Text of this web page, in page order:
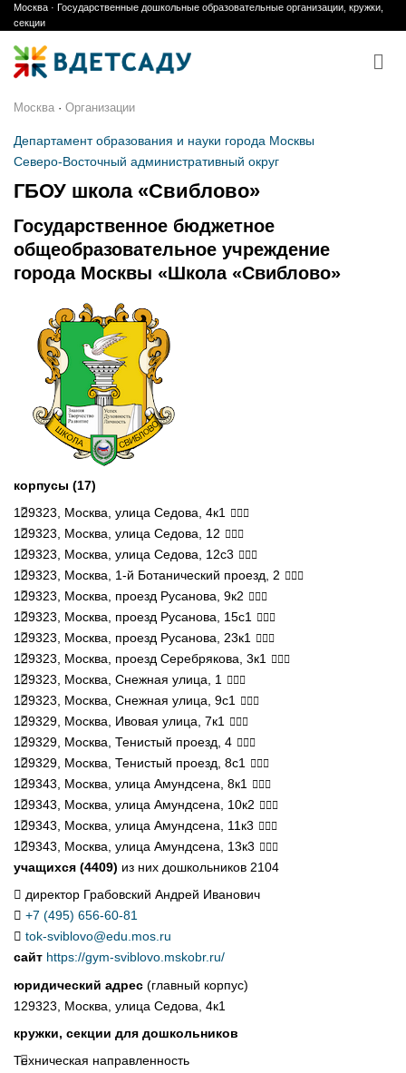
Skip
to
content
Москва · Государственные дошкольные образовательные организации, кружки,
секции
Москва · Организации
Департамент образования и науки города Москвы
Северо-Восточный административный округ
ГБОУ школа «Свиблово»
Государственное бюджетное
общеобразовательное учреждение
города Москвы «Школа «Свиблово»
корпусы (17)
129323, Москва, улица Седова, 4к1
129323, Москва, улица Седова, 12
129323, Москва, улица Седова, 12с3
129323, Москва, 1-й Ботанический проезд, 2
129323, Москва, проезд Русанова, 9к2
129323, Москва, проезд Русанова, 15с1
129323, Москва, проезд Русанова, 23к1
129323, Москва, проезд Серебрякова, 3к1
129323, Москва, Снежная улица, 1
129323, Москва, Снежная улица, 9с1
129329, Москва, Ивовая улица, 7к1
129329, Москва, Тенистый проезд, 4
129329, Москва, Тенистый проезд, 8с1
129343, Москва, улица Амундсена, 8к1
129343, Москва, улица Амундсена, 10к2
129343, Москва, улица Амундсена, 11к3
129343, Москва, улица Амундсена, 13к3
учащихся (4409) из них дошкольников 2104
директор Грабовский Андрей Иванович
+7 (495) 656-60-81
tok-sviblovo@edu.mos.ru
сайт https://gym-sviblovo.mskobr.ru/
юридический адрес (главный корпус)
129323, Москва, улица Седова, 4к1
кружки, секции для дошкольников
Техническая направленность